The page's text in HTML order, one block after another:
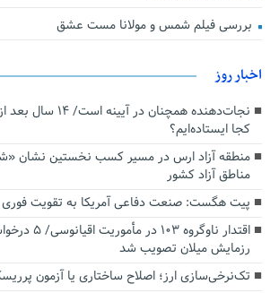
بررسی فیلم شمس و مولانا مست عشق
اخبار روز
نجات‌دهنده‌ همچنان در
کجا ایستاده‌ایم؟
منطقه آزاد ارس در مسیر کسب نخستین نشان
مناطق آزاد کشور
پیت هگست: صنعت دفاعی آمریکا به تقویت فوری
اقتدار ناوگروه
رزمایش میلان تصویب شد
تک‌نرخی‌سازی ارز؛ اصلاح ساختاری یا آزمون